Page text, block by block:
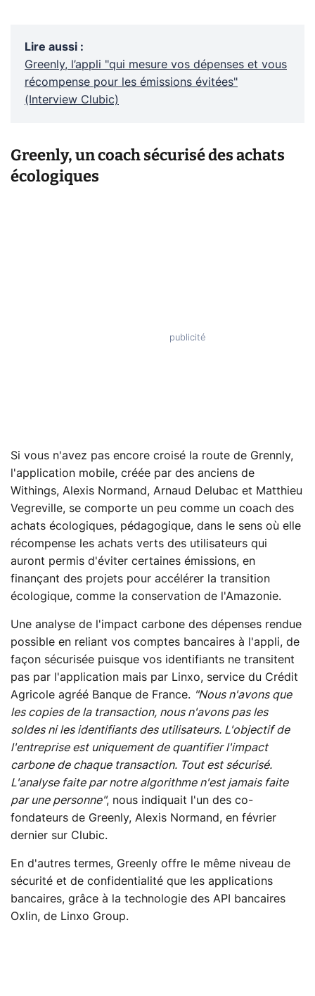
Lire aussi :
Greenly, l’appli "qui mesure vos dépenses et vous
récompense pour les émissions évitées"
(Interview Clubic)
Greenly, un coach sécurisé des achats
écologiques
Si vous n'avez pas encore croisé la route de Grennly,
l'application mobile, créée par des anciens de
Withings, Alexis Normand, Arnaud Delubac et Matthieu
Vegreville, se comporte un peu comme un coach des
achats écologiques, pédagogique, dans le sens où elle
récompense les achats verts des utilisateurs qui
auront permis d'éviter certaines émissions, en
finançant des projets pour accélérer la transition
écologique, comme la conservation de l'Amazonie.
Une analyse de l'impact carbone des dépenses rendue
possible en reliant vos comptes bancaires à l'appli, de
façon sécurisée puisque vos identifiants ne transitent
pas par l'application mais par Linxo, service du Crédit
Agricole agréé Banque de France. "Nous n'avons que
les copies de la transaction, nous n'avons pas les
soldes ni les identifiants des utilisateurs. L'objectif de
l'entreprise est uniquement de quantifier l'impact
carbone de chaque transaction. Tout est sécurisé.
L'analyse faite par notre algorithme n'est jamais faite
par une personne", nous indiquait l'un des co-
fondateurs de Greenly, Alexis Normand, en février
dernier sur Clubic.
En d'autres termes, Greenly offre le même niveau de
sécurité et de confidentialité que les applications
bancaires, grâce à la technologie des API bancaires
Oxlin, de Linxo Group.